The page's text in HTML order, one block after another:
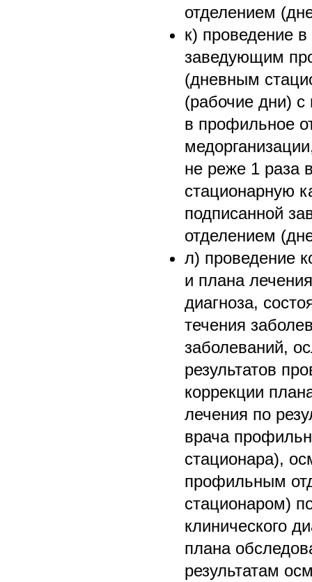
отделением
к) проведение
заведующим
(дневным
(рабочие дни) с
в профильное
не реже 1 раза
стационарную
подписанной
отделением
л) проведение
и плана
диагноза,
течения
заболеваний,
результатов
коррекции
лечения по
врача
стационара),
профильным
стационаром)
клинического
плана
результатам